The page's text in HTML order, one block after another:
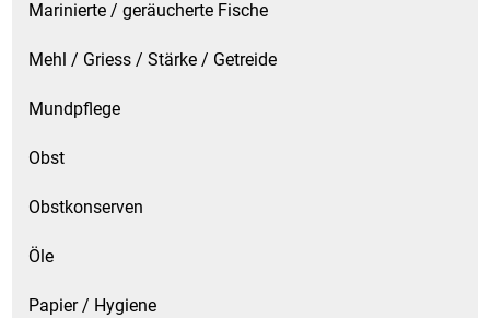
Marinierte / geräucherte Fische
Mehl / Griess / Stärke / Getreide
Mundpflege
Obst
Obstkonserven
Öle
Papier / Hygiene